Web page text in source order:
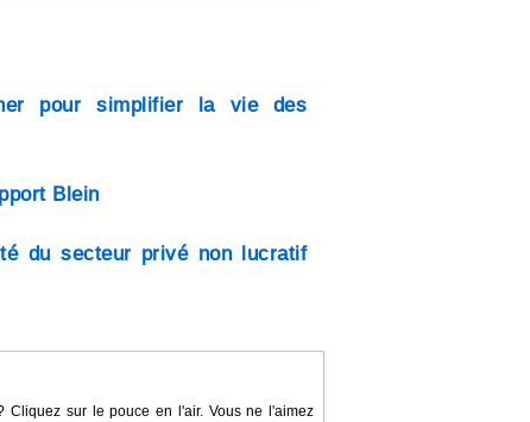
pour simplifier la vie des
Blein
du secteur privé non lucratif
Cliquez sur le pouce en l'air. Vous ne l'aimez